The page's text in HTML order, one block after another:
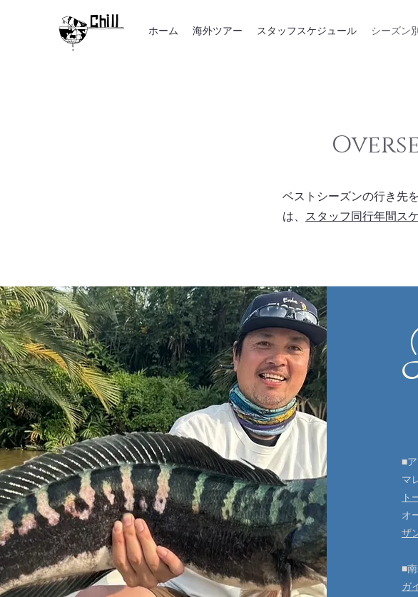
ホーム 海外ツアー スタッフスケジュール シーズン
ベストシーズンの行き先
は、 スタッフ同行年間ス
■
マ
ト
オ
ザ
■
ガ